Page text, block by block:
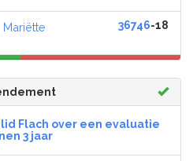
Mariëtte
36746-18
Flach over een evaluatie
3 jaar